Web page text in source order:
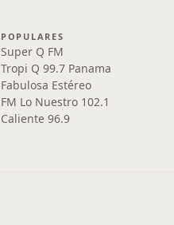
POPULARES
Super Q FM
Tropi Q 99.7 Panama
Fabulosa Estéreo
FM Lo Nuestro 102.1
Caliente 96.9